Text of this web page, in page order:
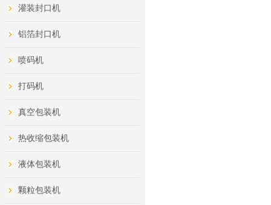
灌装封口机
铝箔封口机
喷码机
打码机
真空包装机
热收缩包装机
液体包装机
颗粒包装机